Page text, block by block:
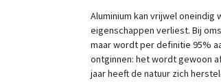
Aluminium kan vrijwel
eigenschappen verliest. Bij
maar wordt per definitie 95%
ontginnen: het wordt gewoon
jaar heeft de natuur zich